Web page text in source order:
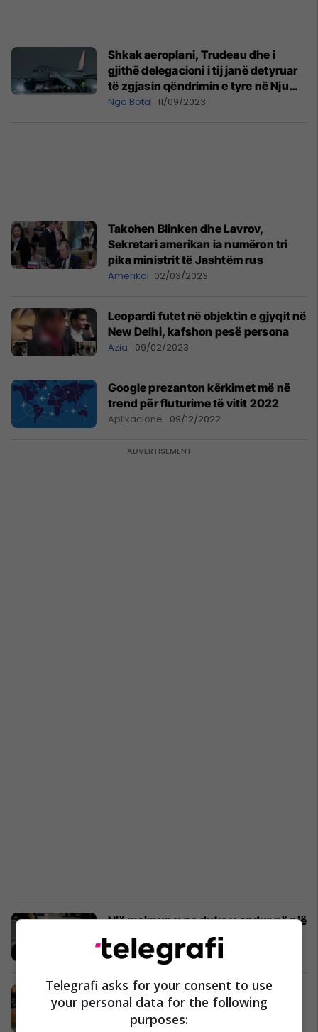
Shkak aeroplani, Trudeau dhe i
gjithë delegacioni i tij janë detyruar
të zgjasin qëndrimin e tyre në Nju
Delhi të Indisë
Nga Bota 11/09/2023
Takohen Blinken dhe Lavrov,
Sekretari amerikan ia numëron tri
pika ministrit të Jashtëm rus
Amerika 02/03/2023
Leopardi futet në objektin e gjyqit në
New Delhi, kafshon pesë persona
Azia 09/02/2023
Google prezanton kërkimet më në
trend për fluturime të vitit 2022
Aplikacione 09/12/2022
Një majmun u pa duke u endur në një
stacion treni në Indi
Interesante 02/11/2022
Qytetet që po anulojnë dhe
organizojnë festat e mëdha të Vitit
të Ri
Telegrafi asks for your consent to use
your personal data for the following
purposes: